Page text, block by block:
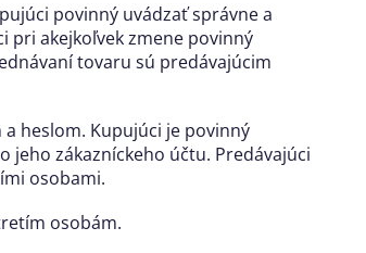
povinný uvádzať správne a
pri akejkoľvek zmene povinný
tovaru sú predávajúcim
heslom. Kupujúci je povinný
zákazníckeho účtu. Predávajúci
osobami.
osobám.